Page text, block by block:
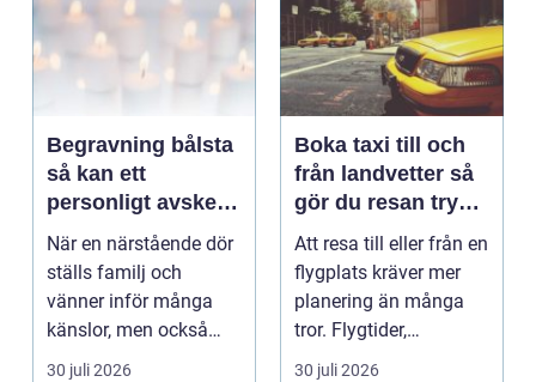
Begravning bålsta
så kan ett
personligt avsked
formas
När en närstående dör
ställs familj och
vänner inför många
känslor, men också
praktiska beslut. En b...
30 juli 2026
Boka taxi till och
från landvetter så
gör du resan trygg
och smidig
Att resa till eller från en
flygplats kräver mer
planering än många
tror. Flygtider,
packning, säker...
30 juli 2026